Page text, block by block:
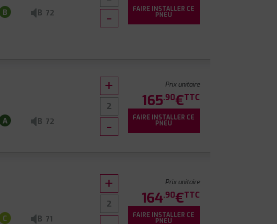
B B 72 FAIRE INSTALLER CE
PNEU
A B 72
Prix unitaire
165.90€TTC
FAIRE INSTALLER CE
PNEU
C B 71
Prix unitaire
164.90€TTC
FAIRE INSTALLER CE
PNEU